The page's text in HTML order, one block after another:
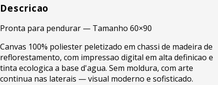
Descricao
Pronta para pendurar — Tamanho 60×90
Canvas 100% poliester peletizado em chassi de madeira de
reflorestamento, com impressao digital em alta definicao e
tinta ecologica a base d'agua. Sem moldura, com arte
continua nas laterais — visual moderno e sofisticado.